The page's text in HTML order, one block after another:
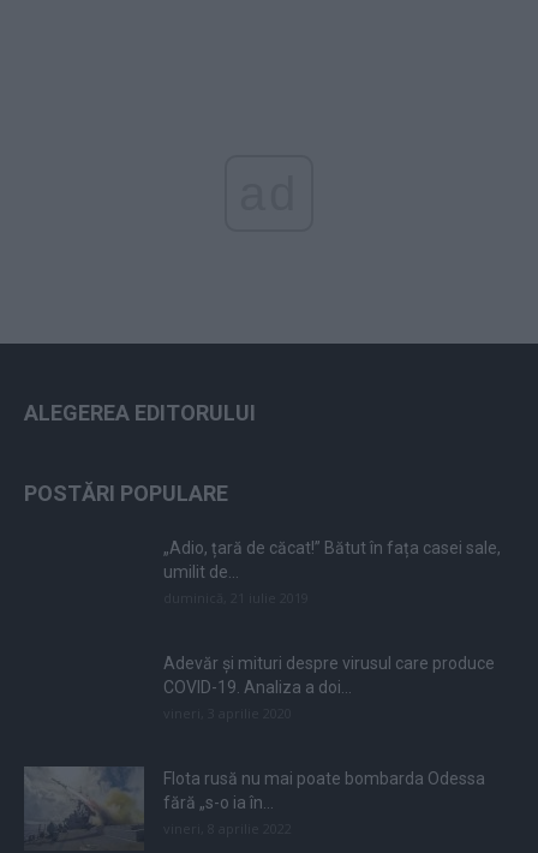
ALEGEREA EDITORULUI
POSTĂRI POPULARE
„Adio, țară de căcat!” Bătut în fața casei sale,
umilit de...
Adevăr și mituri despre virusul care produce
COVID-19. Analiza a doi...
Flota rusă nu mai poate bombarda Odessa
fără „s-o ia în...